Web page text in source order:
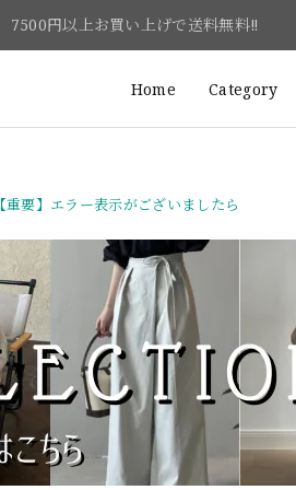
7500円以上お買い上げで送料無料‼
Home Category
【重要】エラー表示がございましたら